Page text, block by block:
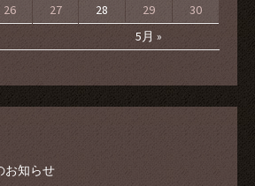
5月 »
26 27 28 29 30
お知らせ